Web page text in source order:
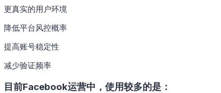
更真实的用户环境
降低平台风控概率
提高账号稳定性
减少验证频率
目前Facebook运营中，使用较多的是：